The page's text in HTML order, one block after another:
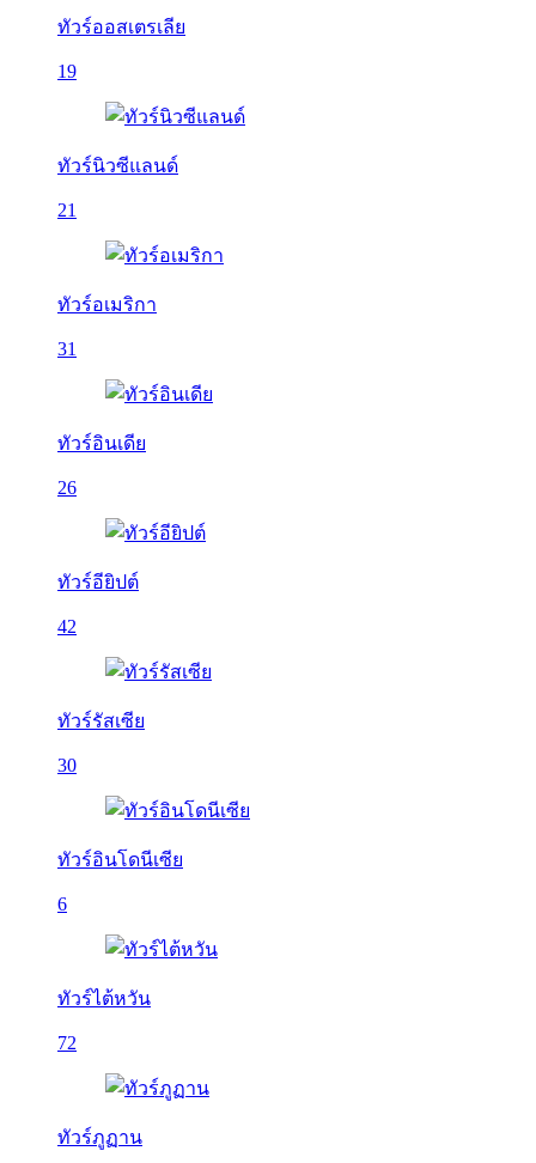
ทัวร์ออสเตรเลีย
19
ทัวร์นิวซีแลนด์
21
ทัวร์อเมริกา
31
ทัวร์อินเดีย
26
ทัวร์อียิปต์
42
ทัวร์รัสเซีย
30
ทัวร์อินโดนีเซีย
6
ทัวร์ไต้หวัน
72
ทัวร์ภูฏาน